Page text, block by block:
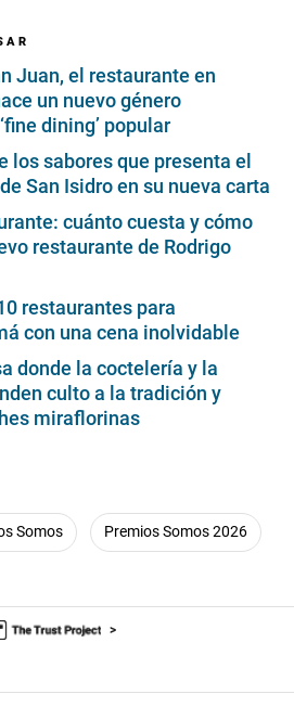
Juan, el restaurante en
un nuevo género
dining’ popular
los sabores que presenta el
San Isidro en su nueva carta
cuánto cuesta y cómo
restaurante de Rodrigo
restaurantes para
con una cena inolvidable
donde la coctelería y la
culto a la tradición y
miraflorinas
Somos Premios Somos 2026